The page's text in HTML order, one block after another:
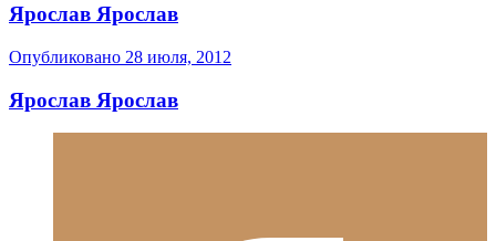
Ярослав Ярослав
Опубликовано 28 июля, 2012
Ярослав Ярослав